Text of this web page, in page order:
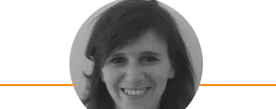
Sihem saura partager avec vous toute son
expérience pour vous permettre de réaliser vos
projets. Elle vous aidera à cerner les exigences